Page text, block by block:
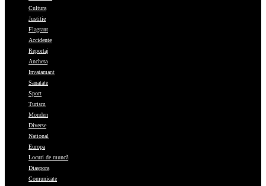
Cultura
Justitie
Flagrant
Accidente
Reportaj
Ancheta
Invatamant
Sanatate
Sport
Turism
Monden
Diverse
National
Europa
Locuri de muncă
Diaspora
Comunicate